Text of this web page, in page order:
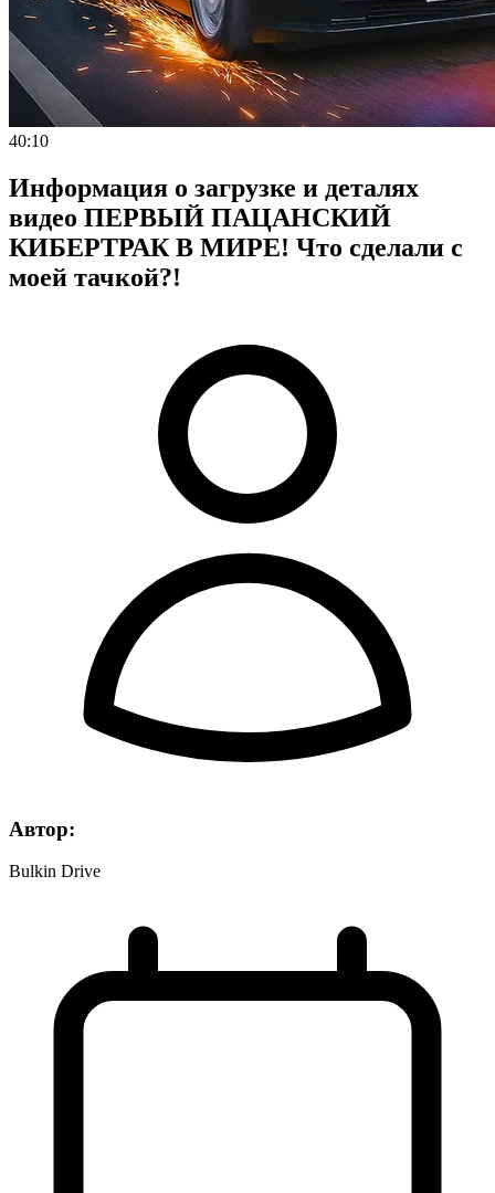
40:10
Информация о загрузке и деталях
видео ПЕРВЫЙ ПАЦАНСКИЙ
КИБЕРТРАК В МИРЕ! Что сделали с
моей тачкой?!
Автор:
Bulkin Drive